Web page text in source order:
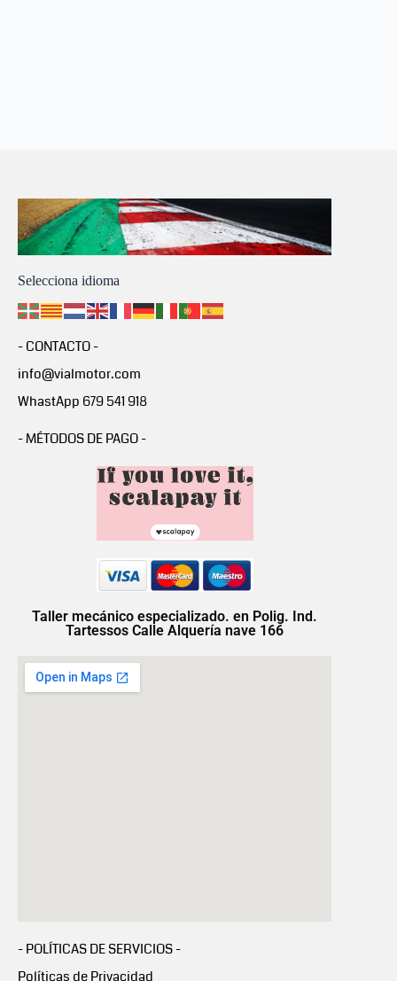
Selecciona idioma
- CONTACTO -
info@vialmotor.com
WhastApp 679 541 918
- MÉTODOS DE PAGO -
Taller mecánico especializado. en Polig. Ind.
Tartessos Calle Alquería nave 166
- POLÍTICAS DE SERVICIOS -
Políticas de Privacidad